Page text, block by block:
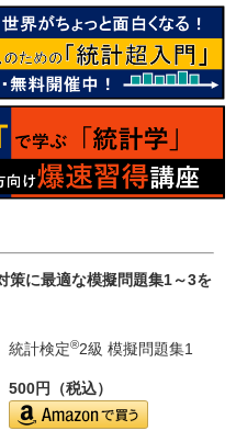
策に最適な模擬問題集1～3を
統計検定®2級 模擬問題集1
500円（税込）